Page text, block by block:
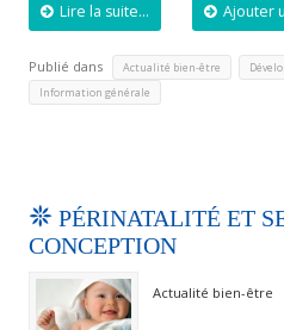
Lire la suite... Ajouter
Publié dans Actualité bien-être
Information générale
PÉRINATALITÉ ET
CONCEPTION
Actualité bien-être